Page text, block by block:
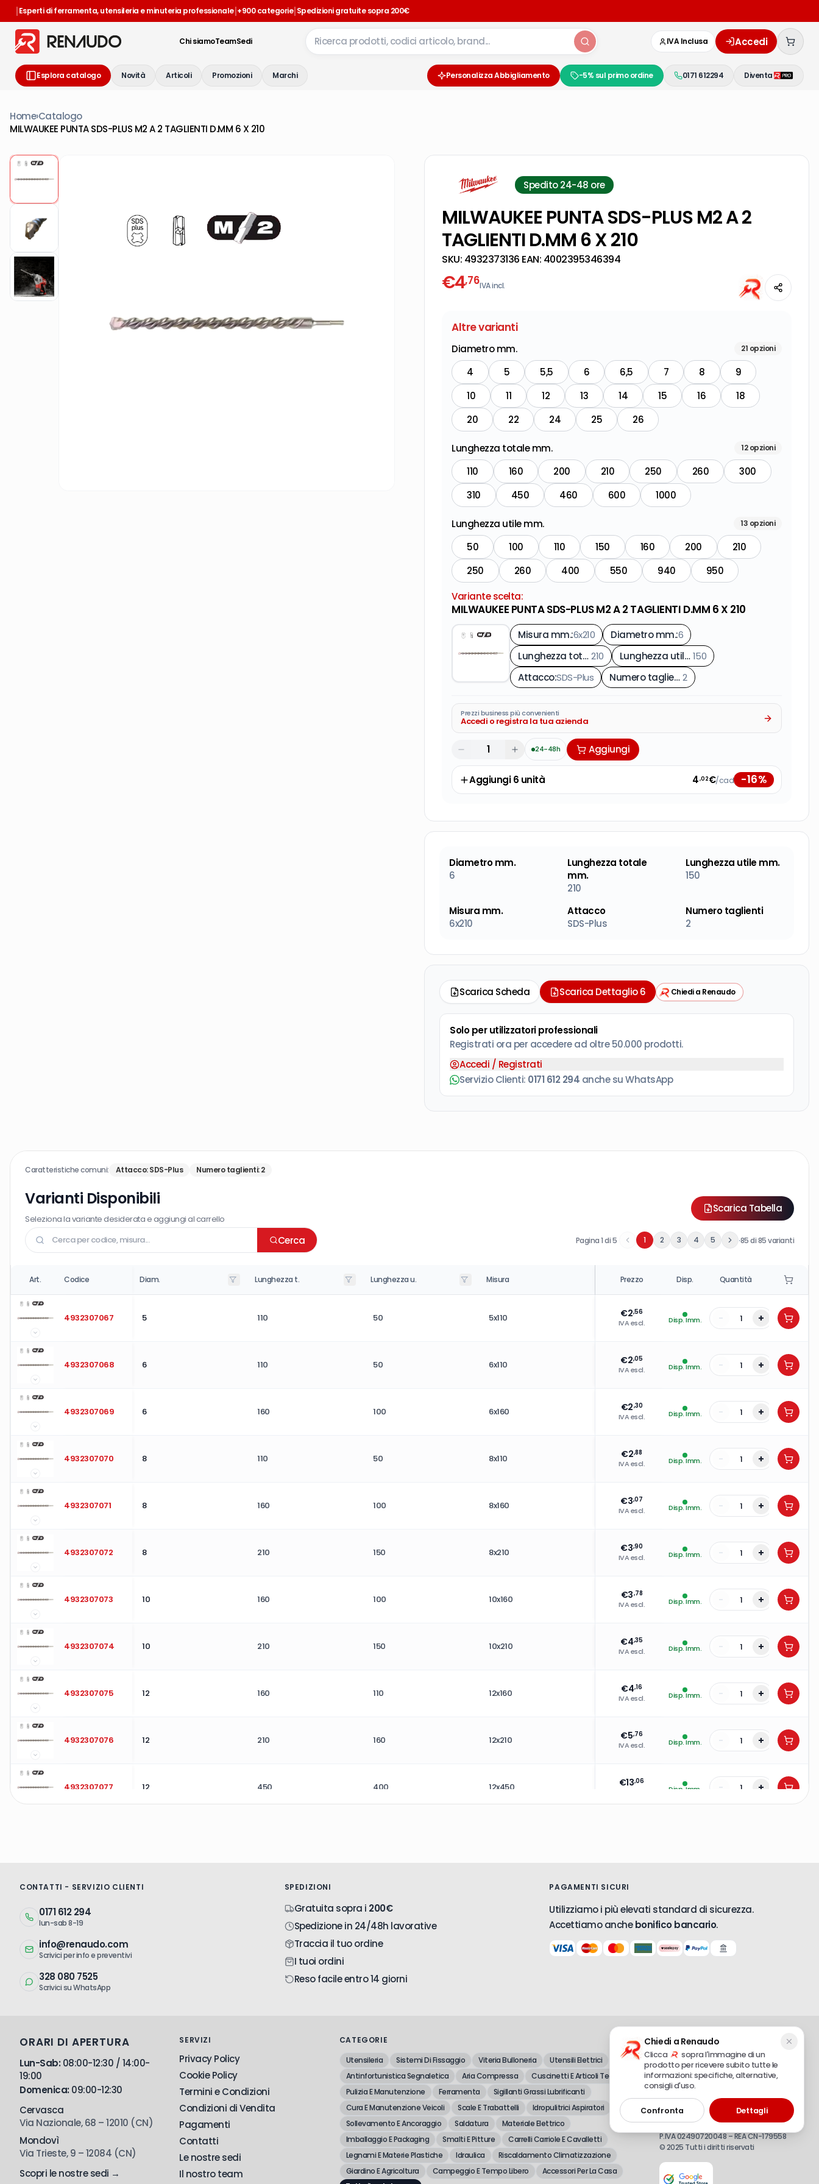
|Esperti di ferramenta, utensileria e minuteria professionale|+900 categorie|Spedizioni gratuite sopra 200€
Chi siamoTeamSedi IVA Inclusa Accedi
Esplora catalogo Novità Articoli Promozioni Marchi Personalizza Abbigliamento -5% sul primo ordine 0171 612294 Diventa
Home›Catalogo
MILWAUKEE PUNTA SDS-PLUS M2 A 2 TAGLIENTI D.MM 6 X 210
Spedito 24-48 ore
MILWAUKEE PUNTA SDS-PLUS M2 A 2
TAGLIENTI D.MM 6 X 210
SKU: 4932373136 EAN: 4002395346394
€4,76IVA incl.
Altre varianti
Diametro mm. 21 opzioni
4 5 5,5 6 6,5 7 8
9
10
11 12 13 14 15 16
18
20
22 24 25 26
Lunghezza totale mm. 12 opzioni
110 160 200 210 250 260
300
310
450 460 600 1000
Lunghezza utile mm. 13 opzioni
50 100 110 150 160 200
210
250
260 400 550 940
950
Variante scelta:
MILWAUKEE PUNTA SDS-PLUS M2 A 2 TAGLIENTI D.MM 6 X 210
Misura mm.:6x210 Diametro mm.:6
Lunghezza totale mm.
:
210 Lunghezza utile mm. :
150
Attacco:SDS-Plus Numero taglienti :
2
Prezzi business più convenienti
Accedi o registra la tua azienda
24-48h Aggiungi
Aggiungi6 unità 4,02€/cad -16%
Diametro mm.
6
Lunghezza totale
mm.
210
Lunghezza utile mm.
150
Misura mm.
6x210
Attacco
SDS-Plus
Numero taglienti
2
Scarica Scheda Scarica Dettaglio 6 Chiedi a Renaudo
Solo per utilizzatori professionali
Registrati ora per accedere ad oltre 50.000 prodotti.
Accedi / Registrati
Servizio Clienti: 0171 612 294 anche su WhatsApp
Caratteristiche comuni: Attacco:SDS-Plus Numero taglienti:2
Varianti Disponibili
Seleziona la variante desiderata e aggiungi al carrello
Scarica Tabella
Cerca Pagina1di5 1 2 3 4 5 ·85di85varianti
Art. Codice Diam. Lunghezza t. Lunghezza u. Misura Prezzo Disp. Quantità
4932307067 5 110 50 5x110 €2,56
IVA escl. Disp. Imm. - +
4932307068 6 110 50 6x110 €2,05
IVA escl. Disp. Imm. - +
4932307069 6 160 100 6x160 €2,30
IVA escl. Disp. Imm. - +
4932307070 8 110 50 8x110 €2,88
IVA escl. Disp. Imm. - +
4932307071 8 160 100 8x160 €3,07
IVA escl. Disp. Imm. - +
4932307072 8 210 150 8x210 €3,90
IVA escl. Disp. Imm. - +
4932307073 10 160 100 10x160 €3,78
IVA escl. Disp. Imm. - +
4932307074 10 210 150 10x210 €4,35
IVA escl. Disp. Imm. - +
4932307075 12 160 110 12x160 €4,16
IVA escl. Disp. Imm. - +
4932307076 12 210 160 12x210 €5,76
IVA escl. Disp. Imm. - +
4932307077 12 450 400 12x450 €13,06
Disp. Imm. - +
IVA escl.
4932307080 110 €9 ,41
Disp. Imm.
4932307081 160
IVA escl.
4932307083 18
,22
IVA escl. Disp. Imm. - +
20 250 € ,30
IVA escl. Disp. Imm. +
Disp. Imm.
CONTATTI - SERVIZIO CLIENTI
0171 612 294
lun-sab 8-19
info@renaudo.com
Scrivici per info e preventivi
328 080 7525
Scrivici su WhatsApp
SPEDIZIONI
Gratuita sopra i 200€
Spedizione in 24/48h lavorative
Traccia il tuo ordine
I tuoi ordini
Reso facile entro 14 giorni
PAGAMENTI SICURI
Utilizziamo i più elevati standard di sicurezza.
Accettiamo anchebonifico bancario.
ORARI DI APERTURA
Lun-Sab: 08:00-12:30 / 14:00-
19:00
Domenica: 09:00-12:30
Cervasca
Via Nazionale, 68 – 12010 (CN)
Mondovì
Via Trieste, 9 – 12084 (CN)
Scopri le nostre sedi →
SERVIZI
Privacy Policy
Cookie Policy
Termini e Condizioni
Condizioni di Vendita
Pagamenti
Contatti
Le nostre sedi
Il nostro team
CATEGORIE
Utensileria
Sistemi Di Fissaggio Viteria Bulloneria
Utensili Elettrici
Antinfortunistica Segnaletica
Aria Compressa
Cuscinetti E Articoli Tecnici
Pulizia E Manutenzione
Ferramenta
Sigillanti Grassi Lubrificanti
Cura E Manutenzione Veicoli
Scale E Trabattelli
Idropulitrici Aspiratori
Sollevamento E Ancoraggio
Saldatura
Materiale Elettrico
Imballaggio E Packaging
Smalti E Pitture
Carrelli Carriole E Cavalletti
Legnami E Materie Plastiche
Idraulica
Riscaldamento Climatizzazione
Giardino E Agricoltura
Campeggio E Tempo Libero
Accessori Per La Casa
Dal 1998, vendita all'ingrosso e al
dettaglio di attrezzature professionali e
fai-da-te.
Renaudo S.r.l.
P.IVA 02490720048 – REA CN-179558
© 2025 Tutti i diritti riservati
Chiedi a Renaudo
Clicca
sopra l'immagine di un
prodotto per ricevere subito tutte le
informazioni: specifiche, alternative,
consigli d'uso.
Confronta Dettagli